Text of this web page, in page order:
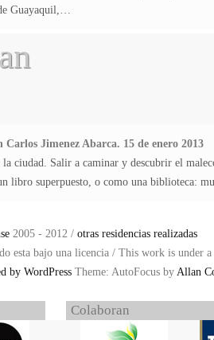
Guayaquil,…
Carlos Jimenez Abarca. 15 de enero 2013
ciudad. Salir a caminar y descubrir el
libro superpuesto, o como una biblioteca:
2005 - 2012 / otras residencias realizadas
esta bajo una licencia / This work is under a
by WordPress Theme: AutoFocus by Allan
Colaboran